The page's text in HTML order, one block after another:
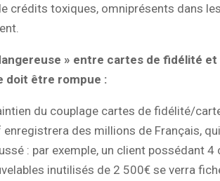
crédits toxiques, omniprésents dans
» entre cartes de fidélité
doit être rompue :
du couplage cartes de fidélité/
des millions de Français,
: par exemple, un client possédant
inutilisés de 2 500€ se verra